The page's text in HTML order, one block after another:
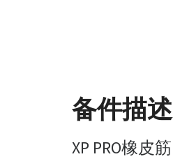
备件描述
XP PRO橡皮筋